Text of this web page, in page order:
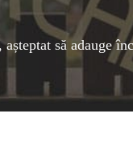
să adauge